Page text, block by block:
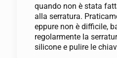
quando non è stata
alla serratura.
eppure non è difficile,
regolarmente la
silicone e pulire le